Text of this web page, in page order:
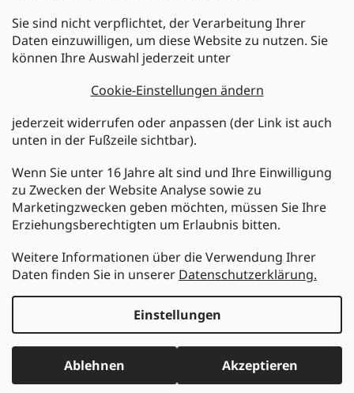
Sie sind nicht verpflichtet, der Verarbeitung Ihrer
Daten einzuwilligen, um diese Website zu nutzen. Sie
können Ihre Auswahl jederzeit unter
Cookie-Einstellungen ändern
jederzeit widerrufen oder anpassen (der Link ist auch
unten in der Fußzeile sichtbar).
Wenn Sie unter 16 Jahre alt sind und Ihre Einwilligung
zu Zwecken der Website Analyse sowie zu
Marketingzwecken geben möchten, müssen Sie Ihre
Erziehungsberechtigten um Erlaubnis bitten.
Weitere Informationen über die Verwendung Ihrer
Daten finden Sie in unserer Datenschutzerklärung.
Einstellungen
Ablehnen Akzeptieren
Newsletter abonnieren
Legen Sie Ihre E-Mail ein und wir werden Ihnen Informationen
über neue Produkte in unserem E-Shop zusenden.
E-Mail
Melden Sie sich jetzt für den mükra Newsletter an,
kostenlos und jederzeit kündbar! Mit der Anmeldung zum
Newsletter bestätigen Sie Ihr Einverständnis mit der
Datenschutzerklärung.
ANMELDEN
Copyright 2026MüKRA electronic Vertriebs GmbH. Alle
Rechte vorbehalten.
Cookie-Einstellungen ändern